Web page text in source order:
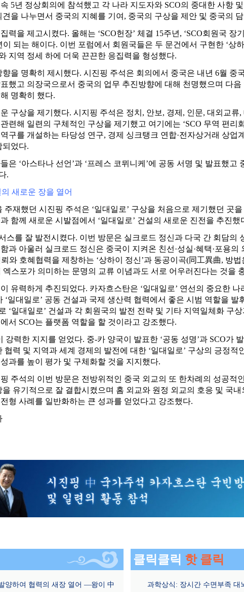
5년 정상회의에 참석했고 각 나라 지도자와 SCO의 중대한 사항
을 나누면서 중국의 지혜를 기여, 중국의 구상을 제안 및 중국의
력을 제고시켰다. 올해는 ‘SCO헌장’ 체결 15주년, ‘SCO회원국 장
이 되는 해이다. 이번 포럼에서 회원국들은 두 문건에서 구현한 ‘상
지역 정세 하에 더욱 끈끈한 응집력을 형성했다.
향을 명확히 제시했다. 시진핑 주석은 회의에서 중국은 내년 6월 중
했고 의장국으로서 중국의 업무 추진방향에 대해 천명했으며 다음
명확히 했다.
구상을 제기했다. 시지핑 주석은 정치, 안보, 경제, 인문, 대외교류
련해 일련의 구체적인 구상을 제기했고 여기에는 ‘SCO 무역 편리
구를 개설하는 타당성 연구, 경제 싱크탱크 연합·전자상거래 상업
되었다.
은 ‘아스타나 선언’과 ‘프레스 코뮈니케’에 공동 서명 및 발표했고
.
의 새로운 장을 열어
주재했던 시진핑 주석은 ‘일대일로’ 구상을 처음으로 제기했던 곳
함께 새로운 시발점에서 ‘일대일로’ 건설의 새로운 진전을 추진했
스를 잘 발전시켰다. 이번 방문은 실크로드 정신과 다국 간 회담의
과 아울러 실크로드 정신은 중국이 지켜온 친선·성실·혜택·포용의
와 호혜협력을 제창하는 ‘상하이 정신’과 동공이곡(同工異曲, 방
엑스포가 의미하는 문명의 교류 이념과도 서로 어우러진다는 것을
유력하게 추진되었다. 카자흐스탄은 ‘일대일로’ 연선의 중요한 나
‘일대일로’ 공동 건설과 국제 생산력 협력에서 좋은 시범 역할을 발
‘일대일로’ 건설과 각 회원국의 발전 전략 및 기타 지역일체화 구
서 SCO는 플랫폼 역할을 할 것이라고 강조했다.
강력한 지지를 얻었다. 중-카 양국이 발표한 ‘공동 성명’과 SCO가
협력 및 지역과 세계 경제의 발전에 대한 ‘일대일로’ 구상의 긍정적
과를 높이 평가 및 구체화할 것을 지지했다.
주석의 이번 방문은 전방위적인 중국 외교의 또 한차례의 성공적
유기적으로 잘 결합시켰으며 홈 외교와 원정 외교의 호응 및 국
형 사례를 일반화하는 큰 성과를 얻었다고 강조했다.
양하여 협력의 새장 열어 —왕이 中
클릭클릭 핫 클릭
과학상식: 장시간 수면부족 대